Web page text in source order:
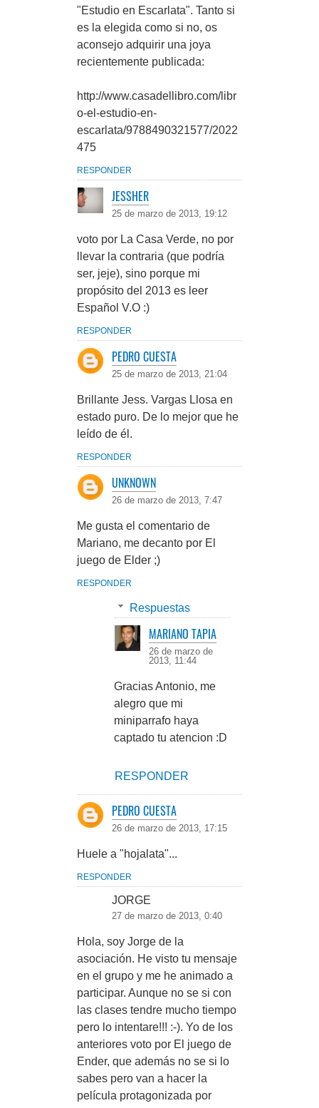
"Estudio en Escarlata". Tanto si
es la elegida como si no, os
aconsejo adquirir una joya
recientemente publicada:
http://www.casadellibro.com/libr
o-el-estudio-en-
escarlata/9788490321577/2022
475
RESPONDER
JESSHER
25 de marzo de 2013, 19:12
voto por La Casa Verde, no por
llevar la contraria (que podría
ser, jeje), sino porque mi
propósito del 2013 es leer
Español V.O :)
RESPONDER
PEDRO CUESTA
25 de marzo de 2013, 21:04
Brillante Jess. Vargas Llosa en
estado puro. De lo mejor que he
leído de él.
RESPONDER
UNKNOWN
26 de marzo de 2013, 7:47
Me gusta el comentario de
Mariano, me decanto por El
juego de Elder ;)
RESPONDER
Respuestas
MARIANO TAPIA
26 de marzo de
2013, 11:44
Gracias Antonio, me
alegro que mi
miniparrafo haya
captado tu atencion :D
RESPONDER
PEDRO CUESTA
26 de marzo de 2013, 17:15
Huele a "hojalata"...
RESPONDER
JORGE
27 de marzo de 2013, 0:40
Hola, soy Jorge de la
asociación. He visto tu mensaje
en el grupo y me he animado a
participar. Aunque no se si con
las clases tendre mucho tiempo
pero lo intentare!!! :-). Yo de los
anteriores voto por El juego de
Ender, que además no se si lo
sabes pero van a hacer la
película protagonizada por